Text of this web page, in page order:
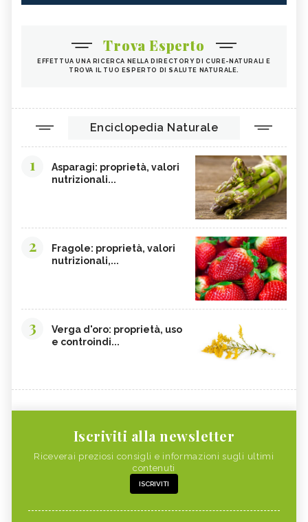
Trova Esperto
EFFETTUA UNA RICERCA NELLA DIRECTORY DI CURE-NATURALI E
TROVA IL TUO ESPERTO DI SALUTE NATURALE.
Enciclopedia Naturale
1
Asparagi: proprietà, valori
nutrizionali...
2
Fragole: proprietà, valori
nutrizionali,...
3
Verga d'oro: proprietà, uso
e controindi...
Iscriviti alla newsletter
Riceverai preziosi consigli e informazioni sugli ultimi
contenuti
ISCRIVITI